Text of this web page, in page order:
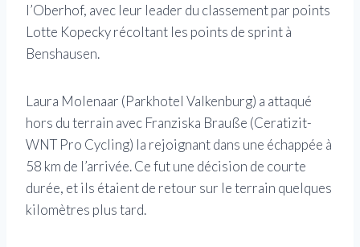
l’Oberhof, avec leur leader du classement par points
Lotte Kopecky récoltant les points de sprint à
Benshausen.
Laura Molenaar (Parkhotel Valkenburg) a attaqué
hors du terrain avec Franziska Brauße (Ceratizit-
WNT Pro Cycling) la rejoignant dans une échappée à
58 km de l’arrivée. Ce fut une décision de courte
durée, et ils étaient de retour sur le terrain quelques
kilomètres plus tard.